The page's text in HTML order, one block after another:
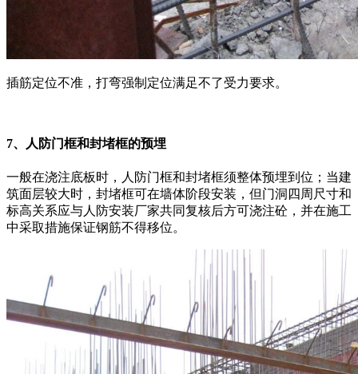
插筋定位不准，打弯强制定位满足不了受力要求。
7、人防门框和封堵框的预埋
一般在浇注底板时，人防门框和封堵框须整体预埋到位；当建
筑面层较大时，封堵框可在墙体阶段安装，但门洞四周尺寸和
标高关系应与人防安装厂家共同复核后方可浇注砼，并在施工
中采取措施保证钢筋不得移位。